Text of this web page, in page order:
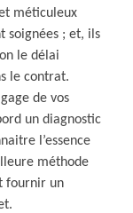
méticuleux
soignées ; et, ils
le délai
le contrat.
de vos
un diagnostic
l’essence
méthode
fournir un